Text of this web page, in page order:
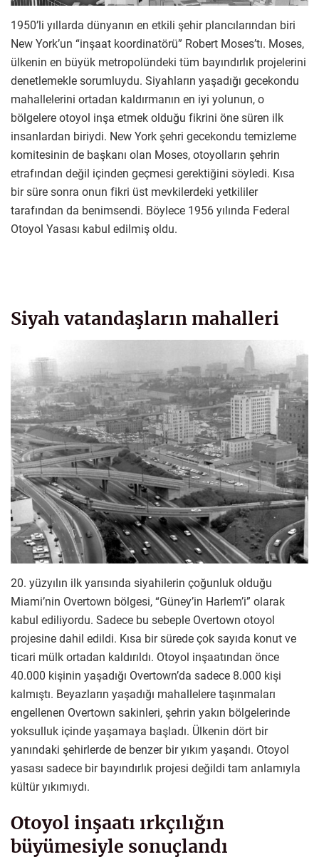
1950’li yıllarda dünyanın en etkili şehir plancılarından biri
New York’un “inşaat koordinatörü” Robert Moses’tı. Moses,
ülkenin en büyük metropolündeki tüm bayındırlık projelerini
denetlemekle sorumluydu. Siyahların yaşadığı gecekondu
mahallelerini ortadan kaldırmanın en iyi yolunun, o
bölgelere otoyol inşa etmek olduğu fikrini öne süren ilk
insanlardan biriydi. New York şehri gecekondu temizleme
komitesinin de başkanı olan Moses, otoyolların şehrin
etrafından değil içinden geçmesi gerektiğini söyledi. Kısa
bir süre sonra onun fikri üst mevkilerdeki yetkililer
tarafından da benimsendi. Böylece 1956 yılında Federal
Otoyol Yasası kabul edilmiş oldu.
Siyah vatandaşların mahalleri
20. yüzyılın ilk yarısında siyahilerin çoğunluk olduğu
Miami’nin Overtown bölgesi, “Güney’in Harlem’i” olarak
kabul ediliyordu. Sadece bu sebeple Overtown otoyol
projesine dahil edildi. Kısa bir sürede çok sayıda konut ve
ticari mülk ortadan kaldırıldı. Otoyol inşaatından önce
40.000 kişinin yaşadığı Overtown’da sadece 8.000 kişi
kalmıştı. Beyazların yaşadığı mahallelere taşınmaları
engellenen Overtown sakinleri, şehrin yakın bölgelerinde
yoksulluk içinde yaşamaya başladı. Ülkenin dört bir
yanındaki şehirlerde de benzer bir yıkım yaşandı. Otoyol
yasası sadece bir bayındırlık projesi değildi tam anlamıyla
kültür yıkımıydı.
Otoyol inşaatı ırkçılığın
büyümesiyle sonuçlandı